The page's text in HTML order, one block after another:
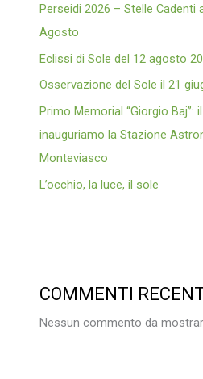
Perseidi 2026 – Stelle Cadenti
Agosto
Eclissi di Sole del 12 agosto
Osservazione del Sole il 21
Primo Memorial “Giorgio Baj”:
inauguriamo la Stazione
Monteviasco
L’occhio, la luce, il sole
COMMENTI
Nessun commento da